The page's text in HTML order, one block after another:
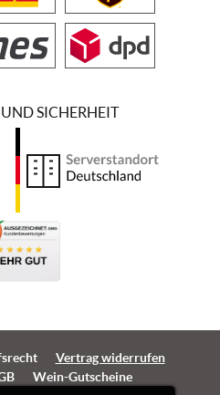
SICHERHEIT
Vertrag widerrufen
Wein-Gutscheine